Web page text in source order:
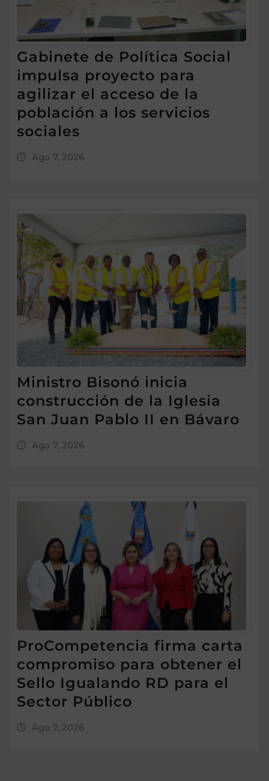
Gabinete de Política Social
impulsa proyecto para
agilizar el acceso de la
población a los servicios
sociales
Ago 7, 2026
Ministro Bisonó inicia
construcción de la Iglesia
San Juan Pablo II en Bávaro
Ago 7, 2026
ProCompetencia firma carta
compromiso para obtener el
Sello Igualando RD para el
Sector Público
Ago 7, 2026